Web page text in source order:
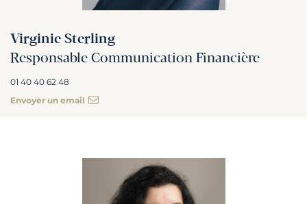
Virginie Sterling
Responsable Communication Financière
01 40 40 62 48
Envoyer un email